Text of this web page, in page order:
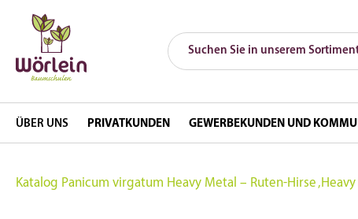
ÜBER UNS PRIVATKUNDEN GEWERBEKUNDEN UND
Katalog Panicum virgatum Heavy Metal – Ruten-Hirse ‚Heavy